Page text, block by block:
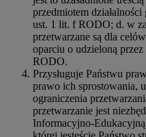
przedmiotem
ust. 1 lit. f RODO; d. w
przetwarzane są dla
oparciu o udzieloną
RODO.
Przysługuje Państwu
prawo ich sprostowania,
ograniczenia
przetwarzanie jest
Informacyjno-